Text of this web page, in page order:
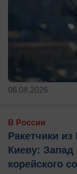
06.08.2026
В России
Ракетчики
Киеву: Запад
корейского